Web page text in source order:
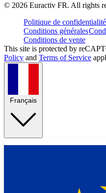
© 2026 Euractiv FR. All rights
Politique de confidentialité
Conditions générales
Conditions de vente
This site is protected by
Policy and Terms of Service
Français